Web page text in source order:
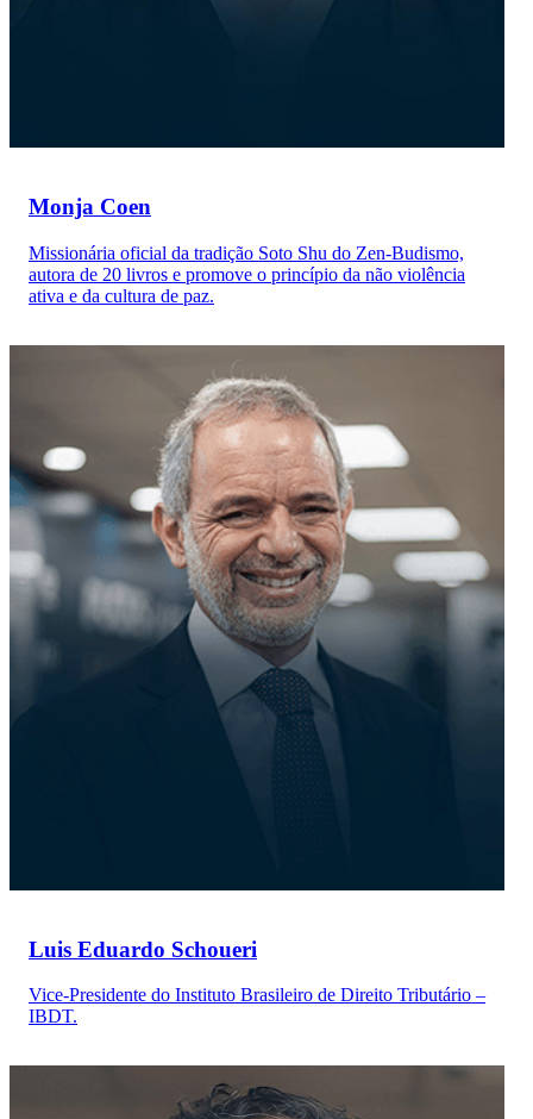
Monja Coen
Missionária oficial da tradição Soto Shu do Zen-Budismo,
autora de 20 livros e promove o princípio da não violência
ativa e da cultura de paz.
Luis Eduardo Schoueri
Vice-Presidente do Instituto Brasileiro de Direito Tributário –
IBDT.